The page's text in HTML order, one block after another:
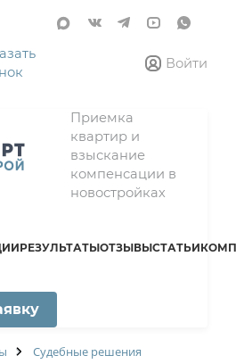
Войти
Приемка
квартир и
взыскание
компенсации в
новостройках
РЕЗУЛЬТАТЫОТЗЫВЫСТАТЬИ
Судебные решения